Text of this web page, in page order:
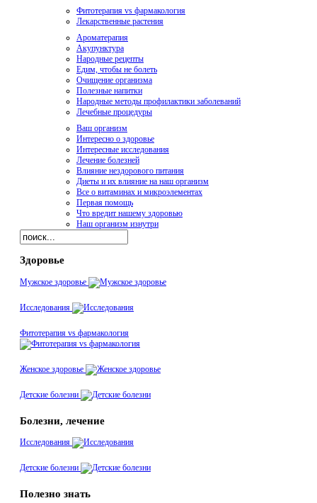
Фитотерапия vs фармакология
Лекарственные растения
Ароматерапия
Акупунктура
Народные рецепты
Едим, чтобы не болеть
Очищение организма
Полезные напитки
Народные методы профилактики заболеваний
Лечебные процедуры
Ваш организм
Интересно о здоровье
Интересные исследования
Лечение болезней
Влияние нездорового питания
Диеты и их влияние на наш организм
Все о витаминах и микроэлементах
Первая помощь
Что вредит нашему здоровью
Наш организм изнутри
Здоровье
Мужское здоровье
Исследования
Фитотерапия vs фармакология
Женское здоровье
Детские болезни
Болезни, лечение
Исследования
Детские болезни
Полезно знать